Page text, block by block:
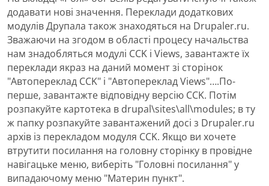
додавати нові значення. Переклади додаткових
модулів Друпала також знаходяться на Drupaler.ru.
Зважаючи на згодом в області процесу начальства
нам знадобляться модулі CCK і Views, завантажте їх
переклади якраз на даний момент зі сторінок
"Автопереклад CCK" і "Автопереклад Views"….По-
перше, завантажте відповідну версію CCK. Потім
розпакуйте картотека в drupal\sites\all\modules; в ту
ж папку розпакуйте завантажений досі з Drupaler.ru
архів із перекладом модуля CCK. Якщо ви хочете
втрутити посилання на головну сторінку в провідне
навігацьке меню, виберіть "Головні посилання" у
випадаючому меню "Материн пункт".